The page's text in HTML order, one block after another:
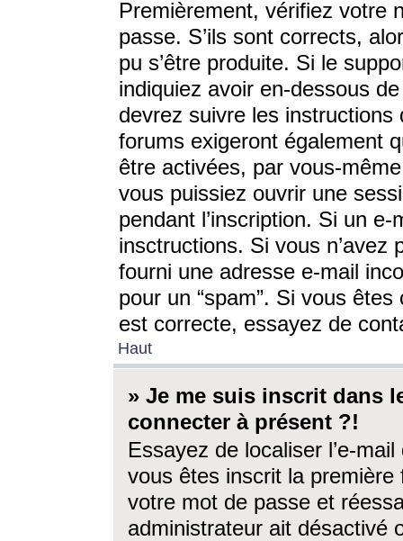
Premièrement, vérifiez votre
passe. S’ils sont corrects,
pu s’être produite. Si le
indiquiez avoir en-dessous
devrez suivre les
forums exigeront également
être activées, par vous-
vous puissiez ouvrir une
pendant l’inscription. Si un
insctructions. Si vous n’avez
fourni une adresse e-mail
pour un “spam”. Si vous
est correcte, essayez de
Haut
» Je me suis inscrit dans
connecter à présent ?!
Essayez de localiser l’e-
vous êtes inscrit la première
votre mot de passe et
administrateur ait désactivé